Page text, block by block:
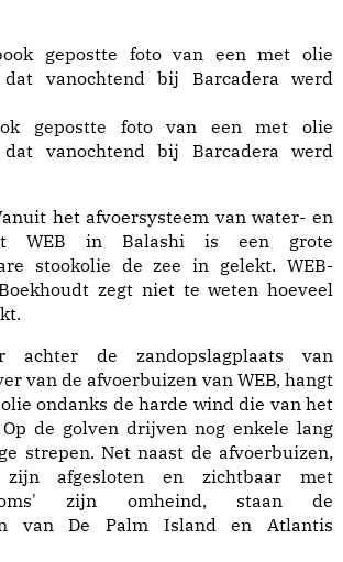
gepostte foto van een met olie
vanochtend bij Barcadera werd
het afvoersysteem van water- en
WEB in Balashi is een grote
stookolie de zee in gelekt. WEB-
zegt niet te weten hoeveel
achter de zandopslagplaats van
van de afvoerbuizen van WEB, hangt
ondanks de harde wind die van het
de golven drijven nog enkele lang
strepen. Net naast de afvoerbuizen,
afgesloten en zichtbaar met
zijn omheind, staan de
van De Palm Island en Atlantis